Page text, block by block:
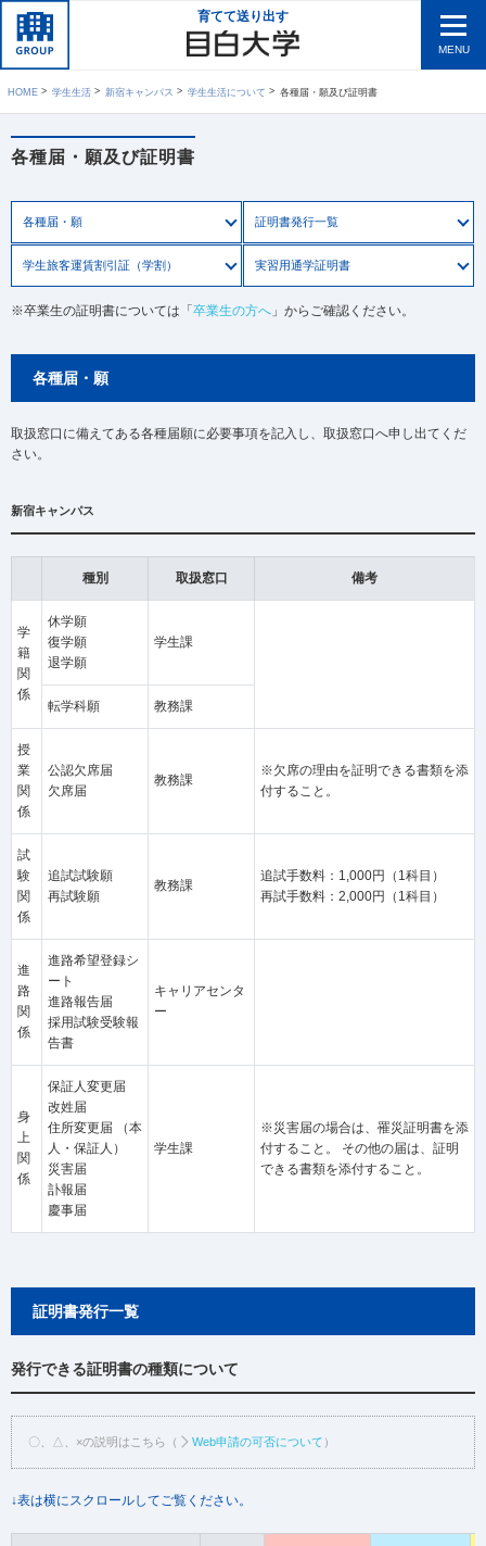
育てて送り出す
MENU
HOME 学生生活 新宿キャンパス 学生生活について 各種届・願及び証明書
各種届・願及び証明書
各種届・願 証明書発行一覧
学生旅客運賃割引証（学割） 実習用通学証明書
※卒業生の証明書については「 卒業生の方へ 」からご確認ください。
各種届・願
取扱窓口に備えてある各種届願に必要事項を記入し、取扱窓口へ申し出てくだ
さい。
新宿キャンパス
種別 取扱窓口 備考
学
籍
関
係
休学願
復学願
退学願
学生課
転学科願 教務課
授
業
関
係
公認欠席届
欠席届
教務課
※欠席の理由を証明できる書類を添
付すること。
試
験
関
係
追試試験願
再試験願
教務課
追試手数料：1,000円（1科目）
再試手数料：2,000円（1科目）
進
路
関
係
進路希望登録シ
ート
進路報告届
採用試験受験報
告書
キャリアセンタ
ー
身
上
関
係
保証人変更届
改姓届
住所変更届 （本
人・保証人）
災害届
訃報届
慶事届
学生課
※災害届の場合は、罹災証明書を添
付すること。
その他の届は、証明
できる書類を添付すること。
証明書発行一覧
発行できる証明書の種類について
〇、△、×の説明はこちら（ Web申請の可否について ）
↓表は横にスクロールしてご覧ください。